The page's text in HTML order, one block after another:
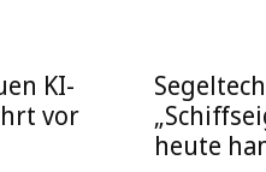
KI-
vor
heute